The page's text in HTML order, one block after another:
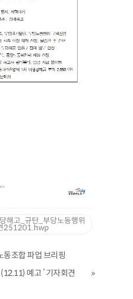
해고_규탄_부당노동행위
251201.hwp
조합 파업 브리핑
예고 ’ 기자회견
»